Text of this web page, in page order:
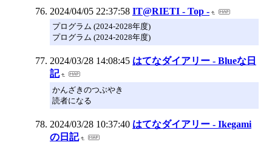
2024/04/05 22:37:58 IT@RIETI - Top -
プログラム (2024-2028年度)
プログラム (2024-2028年度)
2024/03/28 14:08:45 はてなダイアリー - Blueな日
記
かんざきのつぶやき
読者になる
2024/03/28 10:37:40 はてなダイアリー - Ikegami
の日記